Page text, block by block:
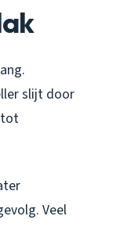
slijt door
tot
Veel